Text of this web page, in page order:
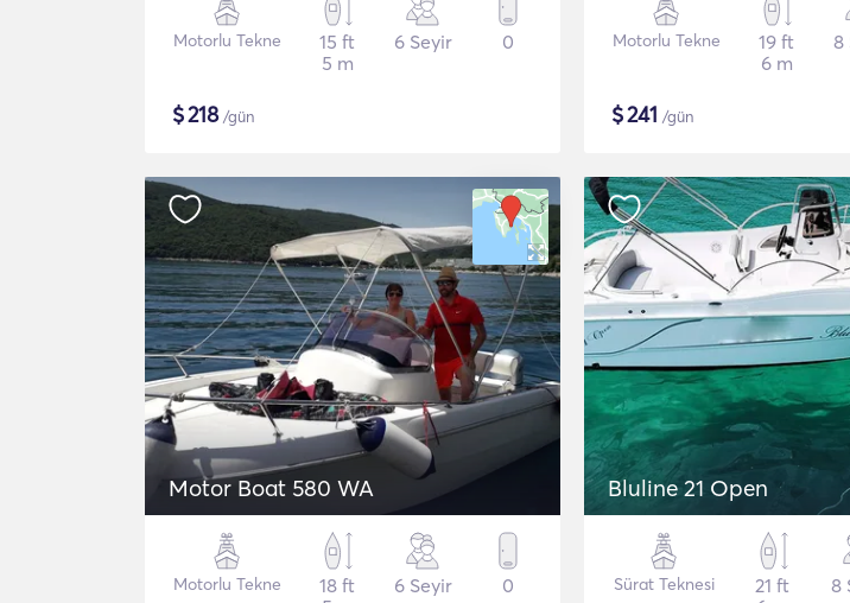
Motorlu Tekne
15 ft
5 m
6 Seyir 0
$218/gün
Motorlu Tekne
19 ft
6 m
8
$241 /gün
Motor Boat 580 WA
Motorlu Tekne
18 ft
6 Seyir 0
Bluline 21 Open
Sürat Teknesi
21 ft
8